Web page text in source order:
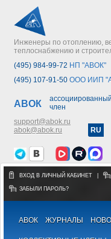
Инженеры по отоплению,
теплоснабжению и
(495) 984-99-72 НП "АВОК"
(495) 107-91-50 ООО ИИП
АВОК
ассоциированный
член
support@abok.ru
abok@abok.ru
RU
ВХОД В ЛИЧНЫЙ КАБИНЕТ
ЗАБЫЛИ ПАРОЛЬ?
АВОК ЖУРНАЛЫ